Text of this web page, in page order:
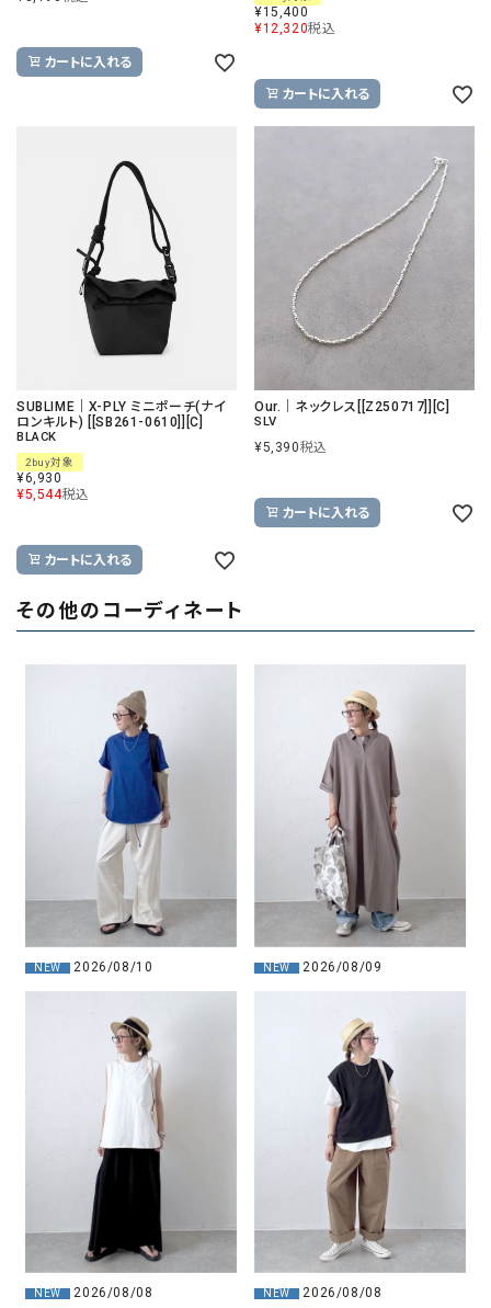
カートに入れる
¥15,400
¥12,320税込
カートに入れる
SUBLIME｜X-PLY ミニポーチ(ナイ
ロンキルト) [[SB261-0610]][C]
BLACK
2buy対象
¥6,930
¥5,544税込
カートに入れる
Our.｜ネックレス[[Z250717]][C]
SLV
¥5,390税込
カートに入れる
その他のコーディネート
NEW 2026/08/10 NEW 2026/08/09
NEW 2026/08/08 NEW 2026/08/08